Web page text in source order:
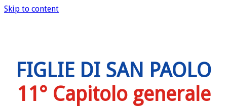
Skip to content
FIGLIE DI SAN PAOLO
11° Capitolo generale